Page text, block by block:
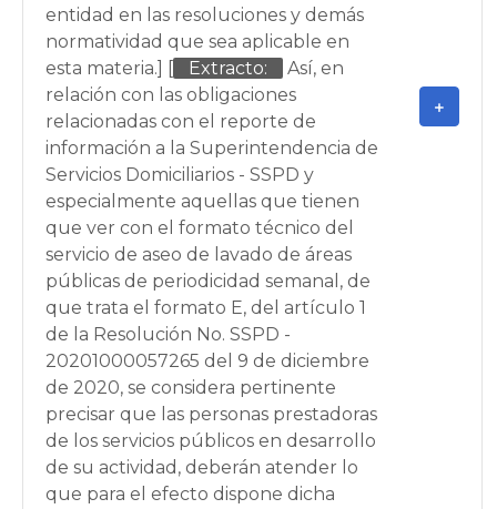
entidad en las resoluciones y demás
normatividad que sea aplicable en
esta materia.] [
Extracto:
Así, en
relación con las obligaciones
relacionadas con el reporte de
información a la Superintendencia de
Servicios Domiciliarios - SSPD y
especialmente aquellas que tienen
que ver con el formato técnico del
servicio de aseo de lavado de áreas
públicas de periodicidad semanal, de
que trata el formato E, del artículo 1
de la Resolución No. SSPD -
20201000057265 del 9 de diciembre
de 2020, se considera pertinente
precisar que las personas prestadoras
de los servicios públicos en desarrollo
de su actividad, deberán atender lo
que para el efecto dispone dicha